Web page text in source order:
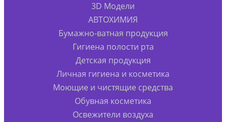
3D Модели
АВТОХИМИЯ
Бумажно-ватная продукция
Гигиена полости рта
Детская продукция
Личная гигиена и косметика
Моющие и чистящие средства
Обувная косметика
Освежители воздуха